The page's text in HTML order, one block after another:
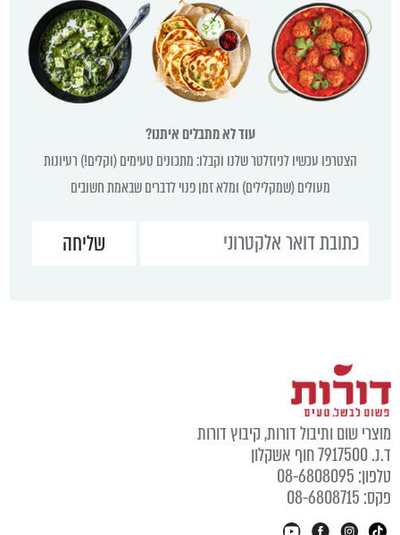
עוד לא מתבלים איתנו?
הצטרפו עכשיו לניוזלטר שלנו וקבלו: מתכונים טעימים (וקלים!) רעיונות
מעולים (שמקלילים) ומלא זמן פנוי לדברים שבאמת חשובים
מוצרי שום ותיבול דורות, קיבוץ דורות
ד.נ. 7917500 חוף אשקלון
טלפון: 08-6808095
פקס: 08-6808715